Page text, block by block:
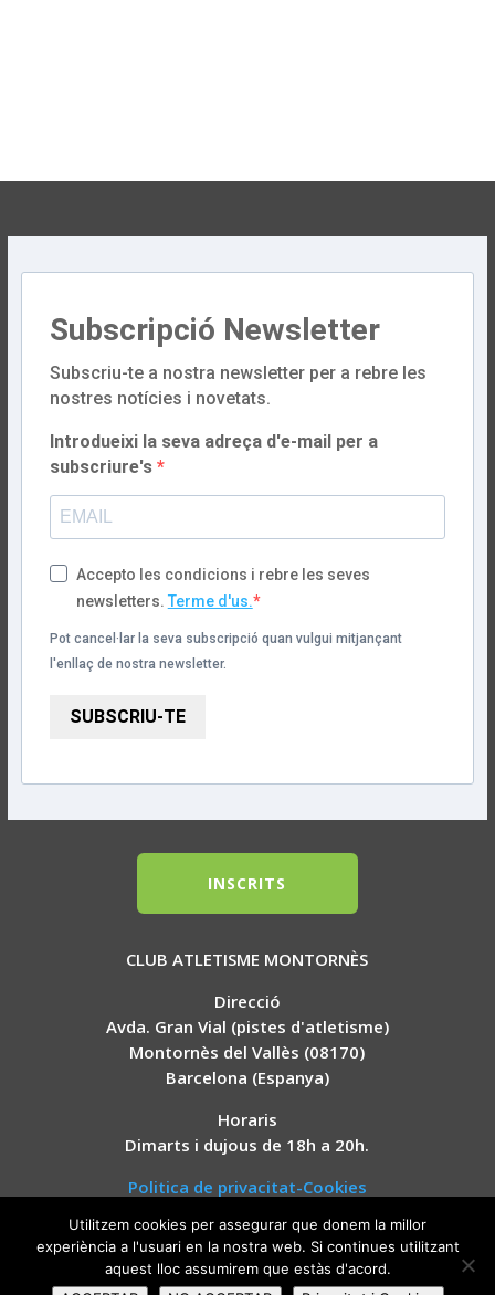
Subscripció Newsletter
Subscriu-te a nostra newsletter per a rebre les
nostres notícies i novetats.
Introdueixi la seva adreça d'e-mail per a
subscriure's
Accepto les condicions i rebre les seves
newsletters. Terme d'us.
Pot cancel·lar la seva subscripció quan vulgui mitjançant
l'enllaç de nostra newsletter.
SUBSCRIU-TE
INSCRITS
CLUB ATLETISME MONTORNÈS
Direcció
Avda. Gran Vial (pistes d'atletisme)
Montornès del Vallès (08170)
Barcelona (Espanya)
Horaris
Dimarts i dujous de 18h a 20h.
Politica de privacitat-Cookies
Utilitzem cookies per assegurar que donem la millor
experiència a l'usuari en la nostra web. Si continues utilitzant
aquest lloc assumirem que estàs d'acord.